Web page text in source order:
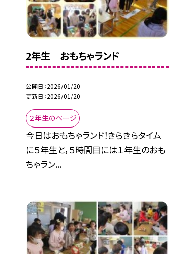
2年生 おもちゃランド
公開日 2026/01/20
更新日 2026/01/20
２年生のページ
今日はおもちゃランド！きらきらタイム
に５年生と，５時間目には１年生のおも
ちゃラン...